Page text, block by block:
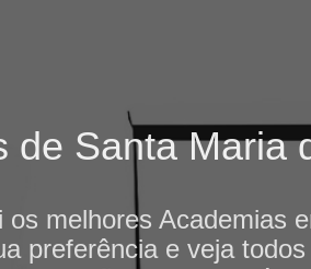
de Santa Maria
os melhores Academias
preferência e veja